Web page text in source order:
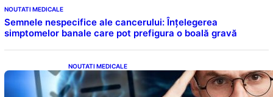
NOUTATI MEDICALE
Semnele nespecifice ale cancerului: Înțelegerea
simptomelor banale care pot prefigura o boală gravă
NOUTATI MEDICALE
Inteligența dincolo de note: Semnele unui IQ
ridicat care nu țin de școală